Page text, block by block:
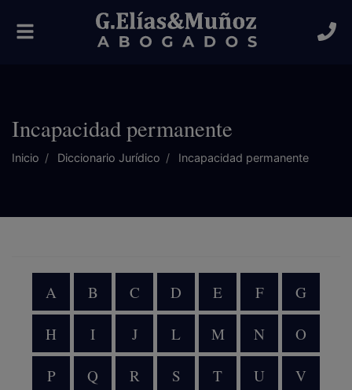
Alternar
navegación
Incapacidad permanente
Inicio Diccionario Jurídico Incapacidad permanente
A B C D E F G
H I J L M N O
P Q R S T U V